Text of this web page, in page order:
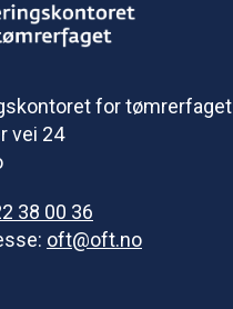
for tømrerfaget
vei 24
38 00 36
oft@oft.no